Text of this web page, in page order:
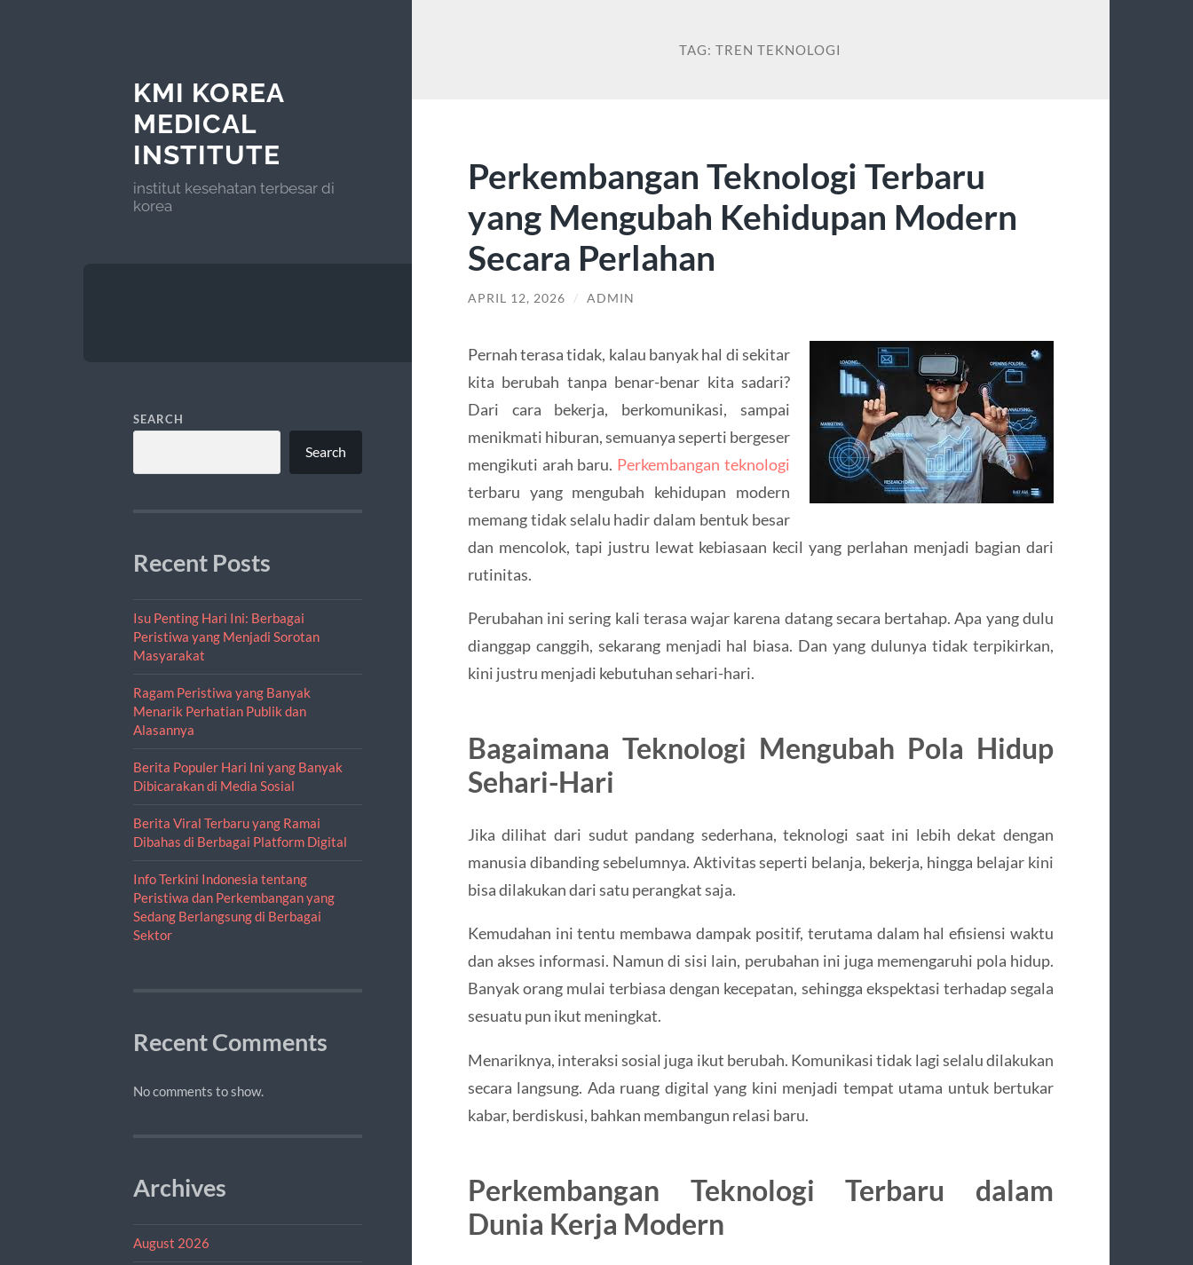
KMI KOREA
MEDICAL
INSTITUTE
institut kesehatan terbesar di
korea
SEARCH
Search
Recent Posts
Isu Penting Hari Ini: Berbagai
Peristiwa yang Menjadi Sorotan
Masyarakat
Ragam Peristiwa yang Banyak
Menarik Perhatian Publik dan
Alasannya
Berita Populer Hari Ini yang Banyak
Dibicarakan di Media Sosial
Berita Viral Terbaru yang Ramai
Dibahas di Berbagai Platform Digital
Info Terkini Indonesia tentang
Peristiwa dan Perkembangan yang
Sedang Berlangsung di Berbagai
Sektor
Recent Comments
No comments to show.
Archives
August 2026
TAG:TREN TEKNOLOGI
Perkembangan Teknologi Terbaru
yang Mengubah Kehidupan Modern
Secara Perlahan
APRIL 12, 2026 / ADMIN
Pernah terasa tidak, kalau banyak hal di sekitar
kita berubah tanpa benar-benar kita sadari?
Dari cara bekerja, berkomunikasi, sampai
menikmati hiburan, semuanya seperti bergeser
mengikuti arah baru. Perkembangan teknologi
terbaru yang mengubah kehidupan modern
memang tidak selalu hadir dalam bentuk besar
dan mencolok, tapi justru lewat kebiasaan kecil yang perlahan menjadi bagian dari
rutinitas.
Perubahan ini sering kali terasa wajar karena datang secara bertahap. Apa yang dulu
dianggap canggih, sekarang menjadi hal biasa. Dan yang dulunya tidak terpikirkan,
kini justru menjadi kebutuhan sehari-hari.
Bagaimana Teknologi Mengubah Pola Hidup
Sehari-Hari
Jika dilihat dari sudut pandang sederhana, teknologi saat ini lebih dekat dengan
manusia dibanding sebelumnya. Aktivitas seperti belanja, bekerja, hingga belajar kini
bisa dilakukan dari satu perangkat saja.
Kemudahan ini tentu membawa dampak positif, terutama dalam hal efisiensi waktu
dan akses informasi. Namun di sisi lain, perubahan ini juga memengaruhi pola hidup.
Banyak orang mulai terbiasa dengan kecepatan, sehingga ekspektasi terhadap segala
sesuatu pun ikut meningkat.
Menariknya, interaksi sosial juga ikut berubah. Komunikasi tidak lagi selalu dilakukan
secara langsung. Ada ruang digital yang kini menjadi tempat utama untuk bertukar
kabar, berdiskusi, bahkan membangun relasi baru.
Perkembangan Teknologi Terbaru dalam
Dunia Kerja Modern